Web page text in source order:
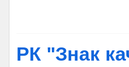
РК "Знак